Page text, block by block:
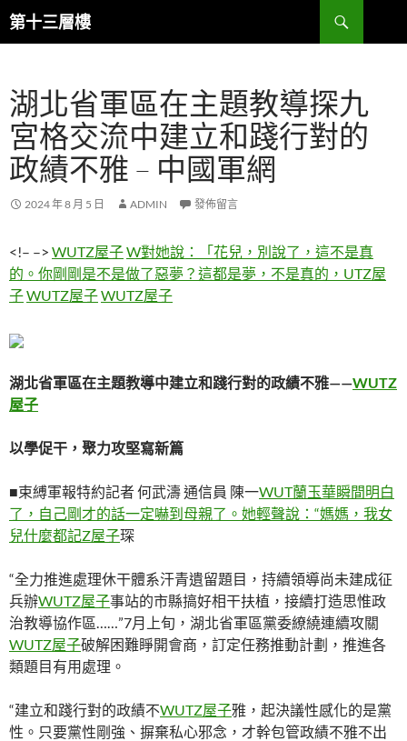
跳
至
內
容
第十三層樓
搜
尋
湖北省軍區在主題教導探九
宮格交流中建立和踐行對的
政績不雅 – 中國軍網
2024 年 8 月 5 日 ADMIN 發佈留言
<!– –> WUTZ屋子W對她說：「花兒，別說了，這不是真
的。你剛剛是不是​​做了惡夢？這都是夢，不是真的，UTZ屋
子WUTZ屋子WUTZ屋子
湖北省軍區在主題教導中建立和踐行對的政績不雅——WUTZ
屋子
以學促干，聚力攻堅寫新篇
■束縛軍報特約記者 何武濤 通信員 陳一WUT蘭玉華瞬間明白
了，自己剛才的話一定嚇到母親了。她輕聲說：“媽媽，我女
兒什麼都記Z屋子琛
“全力推進處理休干體系汗青遺留題目，持續領導尚未建成征
兵辦WUTZ屋子事站的市縣搞好相干扶植，接續打造思惟政
治教導協作區……”7月上旬，湖北省軍區黨委繚繞連續攻關
WUTZ屋子破解困難睜開會商，訂定任務推動計劃，推進各
類題目有用處理。
“建立和踐行對的政績不WUTZ屋子雅，起決議性感化的是黨
性。只要黨性剛強、摒棄私心邪念，才幹包管政績不雅不出